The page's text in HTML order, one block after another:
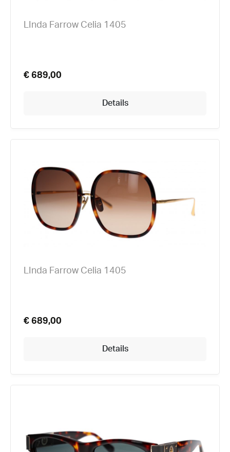
LInda Farrow Celia 1405
€ 689,00
Details
LInda Farrow Celia 1405
€ 689,00
Details